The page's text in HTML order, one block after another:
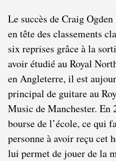
Le succès de Craig
en tête des classements
six reprises grâce à la
avoir étudié au Royal
en Angleterre, il est
principal de guitare au
Music de Manchester. En
bourse de l’école, ce qui
personne à avoir reçu cet
lui permet de jouer de la